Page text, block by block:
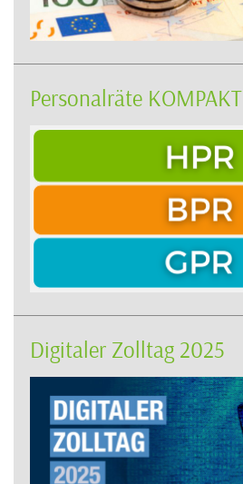
Personalräte KOMPAKT
Digitaler Zolltag 2025